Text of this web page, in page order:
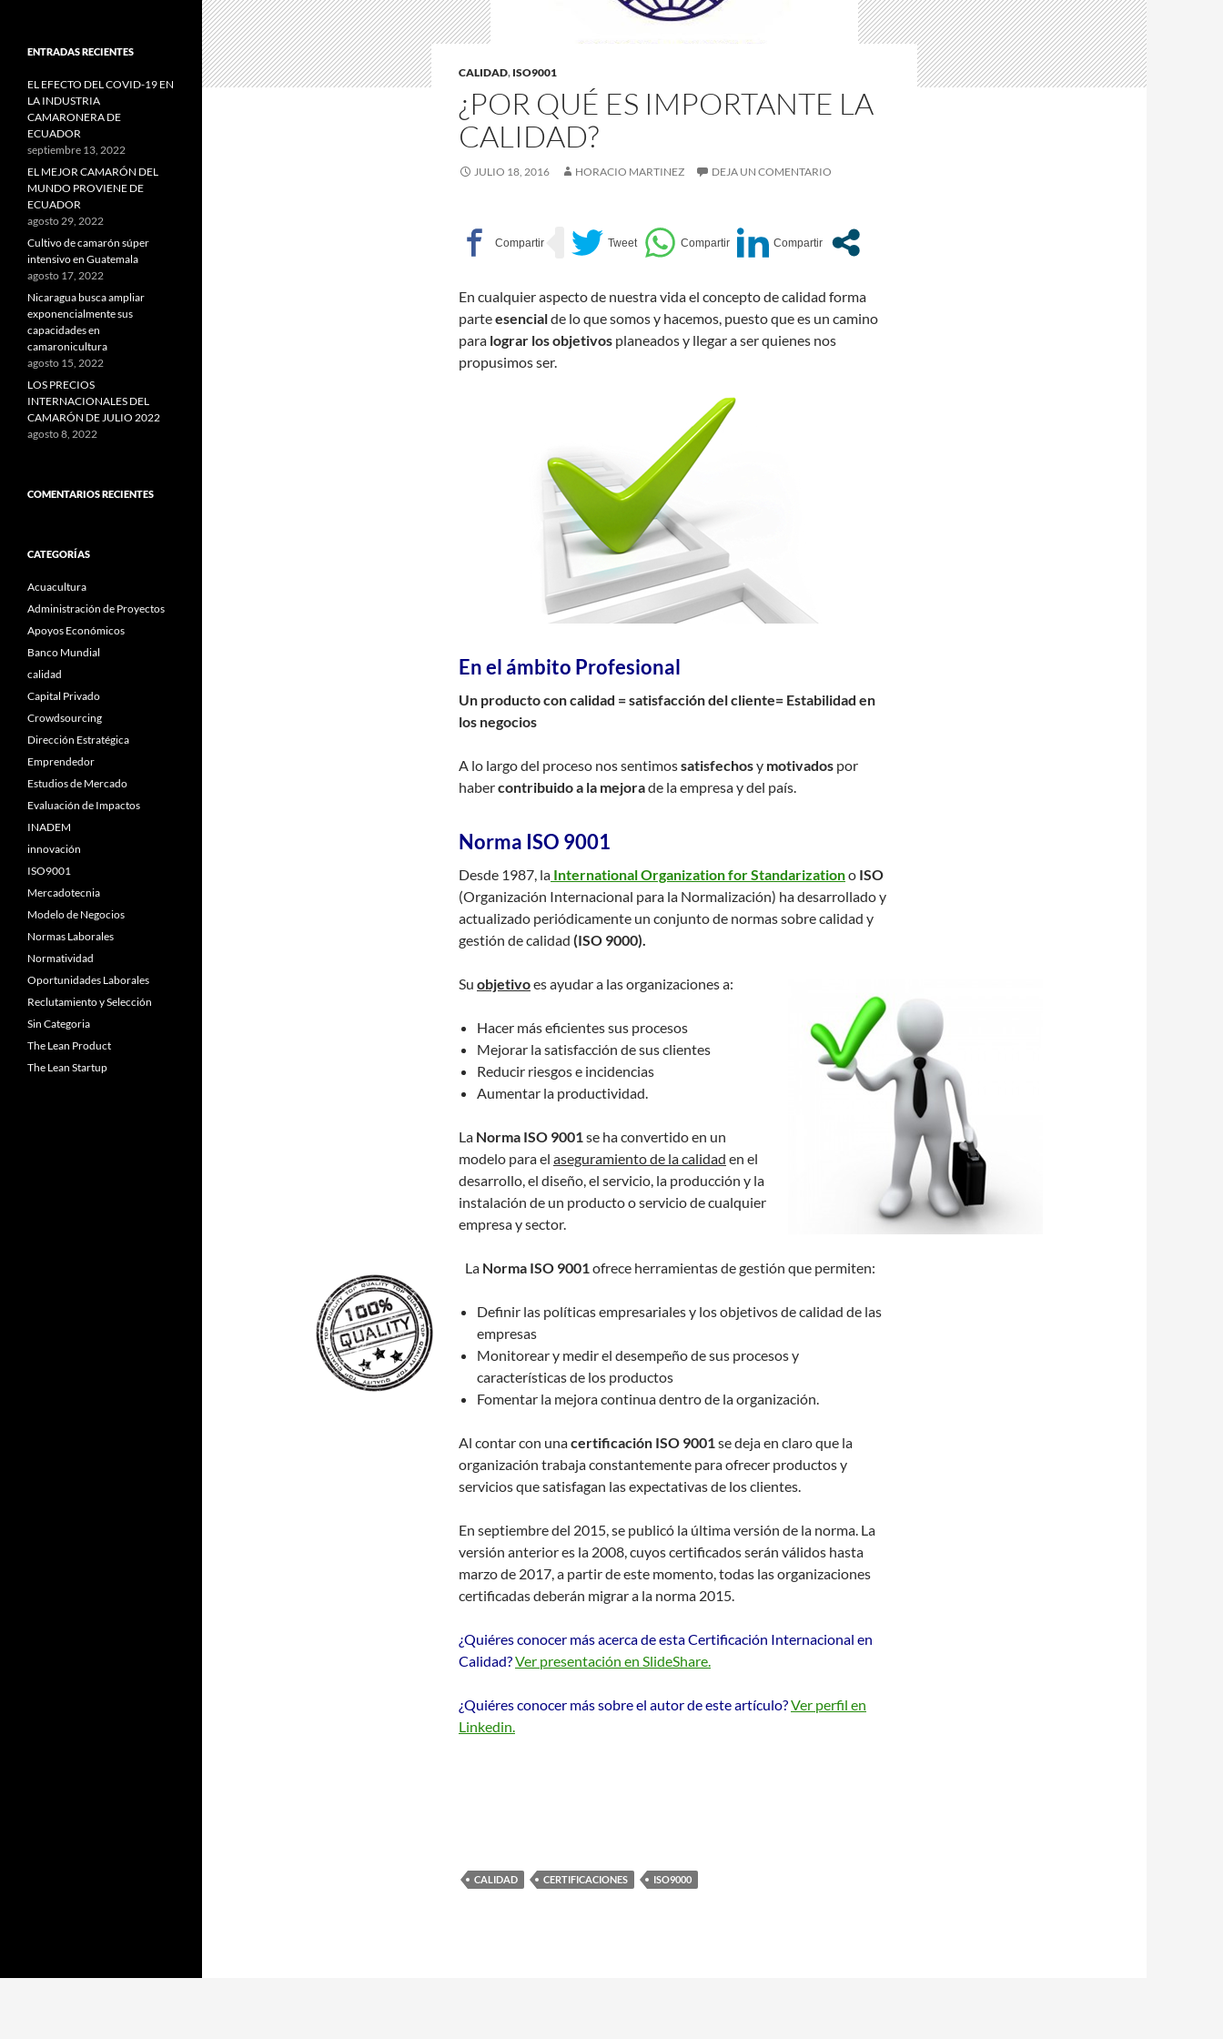
CALIDAD, ISO9001
¿POR QUÉ ES IMPORTANTE LA
CALIDAD?
JULIO 18, 2016 HORACIO MARTINEZ DEJA UN COMENTARIO
En cualquier aspecto de nuestra vida el concepto de calidad forma
parteesencialde lo que somos y hacemos, puesto que es un camino
para lograr los objetivos planeados y llegar a ser quienes nos
propusimos ser.
En el ámbito Profesional
Un producto con calidad = satisfacción del cliente= Estabilidad en
los negocios
A lo largo del proceso nos sentimossatisfechosy motivados por
habercontribuido a la mejorade la empresa y del país.
Norma ISO 9001
Desde 1987, la International Organization for Standarizationo ISO
(Organización Internacional para la Normalización) ha desarrollado y
actualizado periódicamente un conjunto de normas sobre calidad y
gestión de calidad (ISO 9000).
Su objetivoes ayudar a las organizaciones a:
Hacer más eficientes sus procesos
Mejorar la satisfacción de sus clientes
Reducir riesgos e incidencias
Aumentar la productividad.
La Norma ISO 9001se ha convertido en un
modelo para el aseguramiento de lacalidad en el
desarrollo, el diseño, el servicio, la producción y la
instalación de un producto o servicio de cualquier
empresa y sector.
La Norma ISO 9001ofrece herramientas de gestión que permiten:
Definir las políticas empresariales y los objetivos de calidad de las
empresas
Monitorear y medir el desempeño de sus procesos y
características de los productos
Fomentar la mejora continua dentro de la organización.
Al contar con unacertificación ISO 9001se deja en claro que la
organización trabaja constantemente para ofrecer productos y
servicios que satisfagan las expectativas de los clientes.
En septiembre del 2015, se publicó la última versión de la norma. La
versión anterior es la 2008, cuyos certificados serán válidos hasta
marzo de 2017, a partir de este momento, todas las organizaciones
certificadas deberán migrar a la norma 2015.
¿Quiéres conocer más acerca de esta Certificación Internacional en
Calidad?Ver presentación en SlideShare.
¿Quiéres conocer más sobre el autor de este artículo?Ver perfil en
Linkedin.
CALIDAD CERTIFICACIONES ISO9000
ENTRADAS RECIENTES
EL EFECTO DEL COVID-19 EN
LA INDUSTRIA
CAMARONERA DE
ECUADOR
septiembre 13, 2022
EL MEJOR CAMARÓN DEL
MUNDO PROVIENE DE
ECUADOR
agosto 29, 2022
Cultivo de camarón súper
intensivo en Guatemala
agosto 17, 2022
Nicaragua busca ampliar
exponencialmente sus
capacidades en
camaronicultura
agosto 15, 2022
LOS PRECIOS
INTERNACIONALES DEL
CAMARÓN DE JULIO 2022
agosto 8, 2022
COMENTARIOS RECIENTES
CATEGORÍAS
Acuacultura
Administración de Proyectos
Apoyos Económicos
Banco Mundial
calidad
Capital Privado
Crowdsourcing
Dirección Estratégica
Emprendedor
Estudios de Mercado
Evaluación de Impactos
INADEM
innovación
ISO9001
Mercadotecnia
Modelo de Negocios
Normas Laborales
Normatividad
Oportunidades Laborales
Reclutamiento y Selección
Sin Categoria
The Lean Product
The Lean Startup